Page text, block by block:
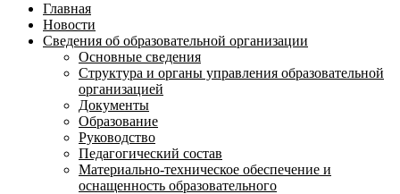
Главная
Новости
Сведения об образовательной организации
Основные сведения
Структура и органы управления образовательной
организацией
Документы
Образование
Руководство
Педагогический состав
Материально-техническое обеспечение и
оснащенность образовательного